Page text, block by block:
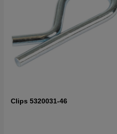
Clips 5320031-46